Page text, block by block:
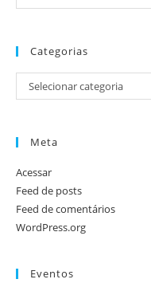
Categorias
Selecionar categoria
Meta
Acessar
Feed de posts
Feed de comentários
WordPress.org
Eventos